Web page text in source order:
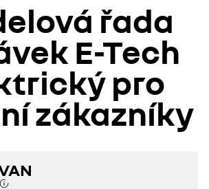
řada
E-Tech
pro
zákazníky